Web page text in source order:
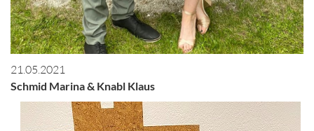
21.05.2021
Schmid Marina & Knabl Klaus